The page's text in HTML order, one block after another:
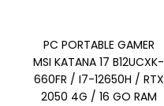
PC PORTABLE GAMER
MSI KATANA 17 B12UCXK-
660FR / I7-12650H / RTX
2050 4G / 16 GO RAM